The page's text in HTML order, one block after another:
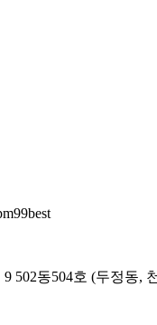
502동504호 (두정동,